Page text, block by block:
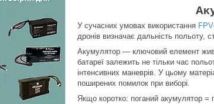
У сучасних умовах використання
дронів визначає дальність польоту,
Акумулятор — ключовий елемент
батареї залежить не тільки час
інтенсивних маневрів. У цьому
поширених помилок при виборі.
Якщо коротко: поганий акумулятор =